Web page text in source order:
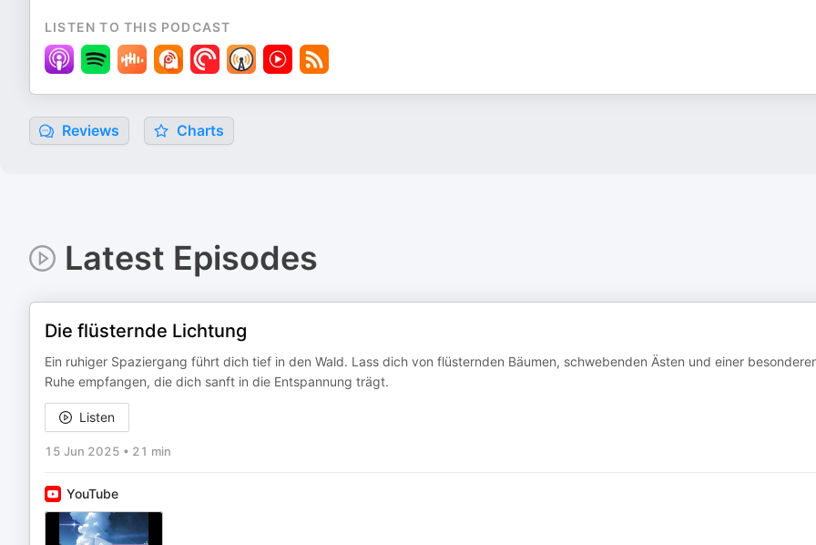
LISTEN TO THIS PODCAST
Reviews Charts
Latest Episodes
Die flüsternde Lichtung
Ein ruhiger Spaziergang führt dich tief in den Wald. Lass dich von flüsternden Bäumen, schwebenden Ästen und einer
Ruhe empfangen, die dich sanft in die Entspannung trägt.
Listen
15 Jun 2025 • 21 min
YouTube